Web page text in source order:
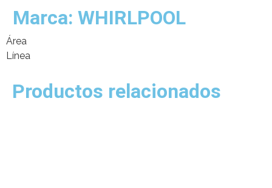
Marca: WHIRLPOOL
Área
Línea
Productos relacionados